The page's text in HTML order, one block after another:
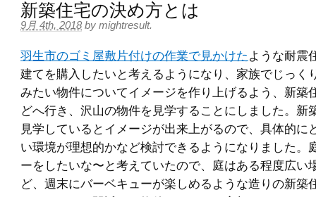
新築住宅の決め方とは
9月 4th, 2018 by mightresult.
羽生市のゴミ屋敷片付けの作業で見かけた ような耐震
建てを購入したいと考えるようになり、家族でじっく
みたい物件についてイメージを作り上げるよう、新築
どへ行き、沢山の物件を見学することにしました。新
見学しているとイメージが出来上がるので、具体的に
い環境が理想的かなど検討できるようになりました。
ーをしたいな〜と考えていたので、庭はある程度広い
ど、週末にバーベキューが楽しめるような造りの新築